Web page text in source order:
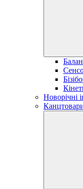
Новорічні